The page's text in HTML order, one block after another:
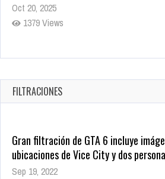
Oct 20, 2025
1379 Views
Warner Bros. lleva a las tiendas
Oct 17, 2025
1435 Views
FILTRACIONES
Gran filtración de GTA 6 incluye
ubicaciones de Vice City y dos
Sep 19, 2022